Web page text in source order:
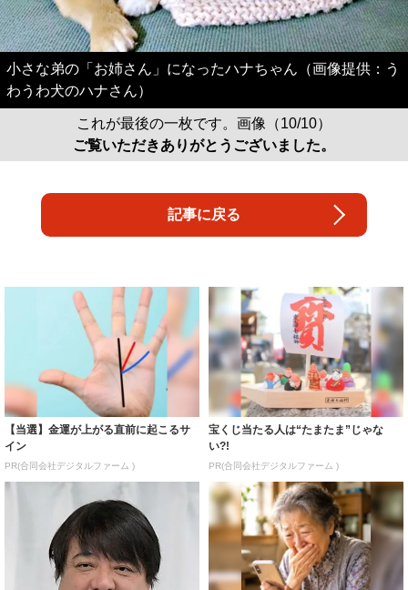
小さな弟の「お姉さん」になったハナちゃん（画像提供：う
わうわ犬のハナさん）
これが最後の一枚です。画像（10/10）
ご覧いただきありがとうございました。
記事に戻る
【当選】金運が上がる直前に起こるサ
イン
PR(合同会社デジタルファーム )
宝くじ当たる人は“たまたま”じゃな
い?!
PR(合同会社デジタルファーム )